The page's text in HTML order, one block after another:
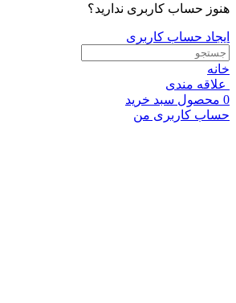
هنوز حساب کاربری ندارید؟
ایجاد حساب کاربری
خانه
علاقه مندی
0 محصول سبد خرید
حساب کاربری من